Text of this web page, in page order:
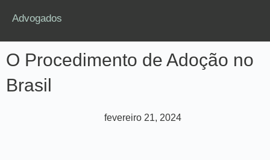
Advogados
O Procedimento de Adoção no
Brasil
fevereiro 21, 2024